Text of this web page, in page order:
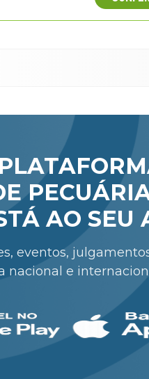
AO SEU
eventos,
nacional e